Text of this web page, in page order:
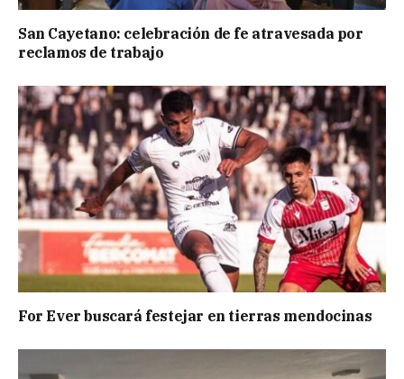
San Cayetano: celebración de fe atravesada por
reclamos de trabajo
For Ever buscará festejar en tierras mendocinas